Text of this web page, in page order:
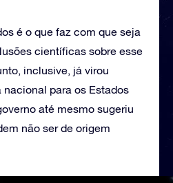
é o que faz com que seja
científicas sobre esse
inclusive, já virou
para os Estados
até mesmo sugeriu
não ser de origem